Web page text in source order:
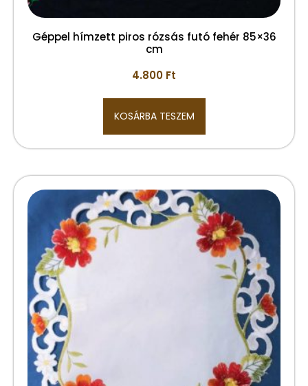
Géppel hímzett piros rózsás futó fehér 85×36
cm
4.800 Ft
KOSÁRBA TESZEM